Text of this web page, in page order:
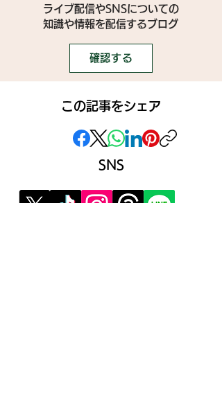
ライブ配信やSNSについての
​知識や情報を配信するブログ
確認する
この記事をシェア
SNS